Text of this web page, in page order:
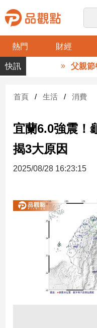
熱門 財經
品
觀
財
台
財
新
產
經/
父親節餐
首頁 生活 消費
宜蘭6.0強震！
揭3大原因
2025/08/28 16:23:15